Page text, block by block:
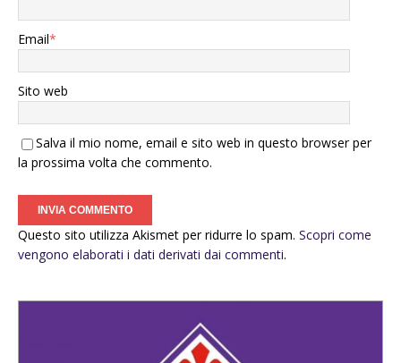
Email*
Sito web
Salva il mio nome, email e sito web in questo browser per
la prossima volta che commento.
Questo sito utilizza Akismet per ridurre lo spam. Scopri come
vengono elaborati i dati derivati dai commenti.